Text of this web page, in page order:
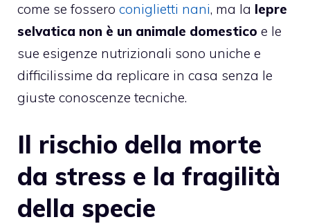
come se fossero coniglietti nani, ma la lepre
selvatica non è un animale domestico e le
sue esigenze nutrizionali sono uniche e
difficilissime da replicare in casa senza le
giuste conoscenze tecniche.
Il rischio della morte
da stress e la fragilità
della specie